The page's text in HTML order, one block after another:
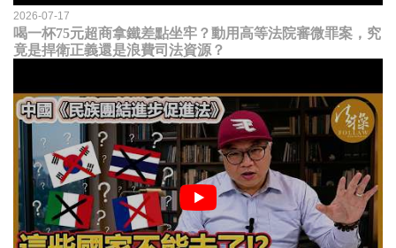
2026-07-17
喝一杯75元超商拿鐵差點坐牢？動用高等法院審微罪案，究
竟是捍衛正義還是浪費司法資源？